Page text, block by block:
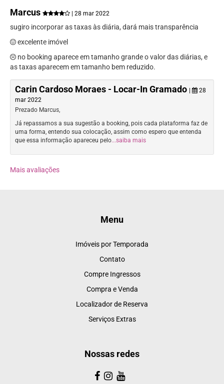
Marcus | 28 mar 2022
sugiro incorporar as taxas às diária, dará mais transparência
excelente imóvel
no booking aparece em tamanho grande o valor das diárias, e
as taxas aparecem em tamanho bem reduzido.
Carin Cardoso Moraes - Locar-In Gramado
28
mar 2022
Prezado Marcus,
Já repassamos a sua sugestão a booking, pois cada plataforma faz de
uma forma, entendo sua colocação, assim como espero que entenda
que essa informação apareceu pelo...saiba mais
Mais avaliações
Menu
Imóveis por Temporada
Contato
Compre Ingressos
Compra e Venda
Localizador de Reserva
Serviços Extras
Nossas redes